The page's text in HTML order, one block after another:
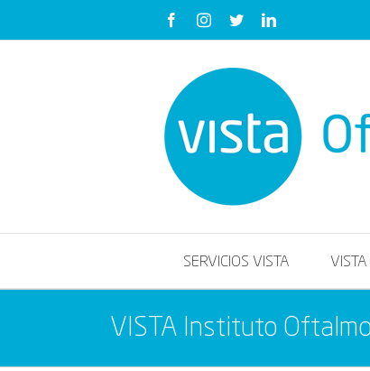
FacebookInstagram
TwitterLinkedIn
SERVICIOS VISTA
VISTA Instituto